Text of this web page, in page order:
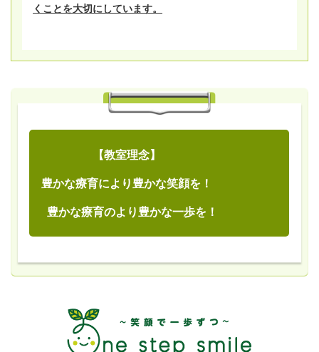
くことを大切にしています。
【教室理念】
豊かな療育により豊かな笑顔を！
豊かな療育のより豊かな一歩を！